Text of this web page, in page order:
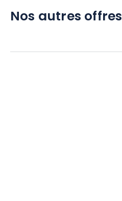
Nos autres offres